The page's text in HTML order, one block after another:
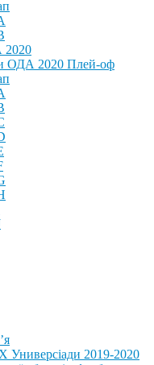
2020
ОДА 2020 Плей-оф
2019-2020